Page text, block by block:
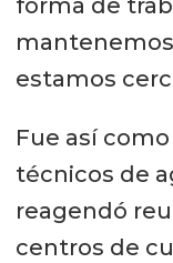
forma de
estamos
Fue así
técnicos de
reagendó
centros de